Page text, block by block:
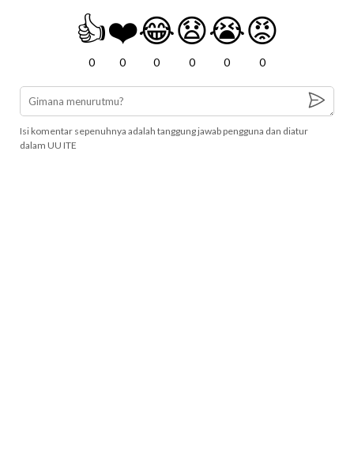
👍
0
❤️
0
😂
0
😧
0
😭
0
😡
0
Isi komentar sepenuhnya adalah tanggung jawab pengguna dan diatur
dalam UU ITE